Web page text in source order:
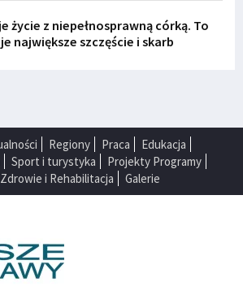
życie z niepełnosprawną córką. To
największe szczęście i skarb
Regiony Praca
Edukacja
Sport i turystyka
Projekty Programy
i Rehabilitacja
Galerie